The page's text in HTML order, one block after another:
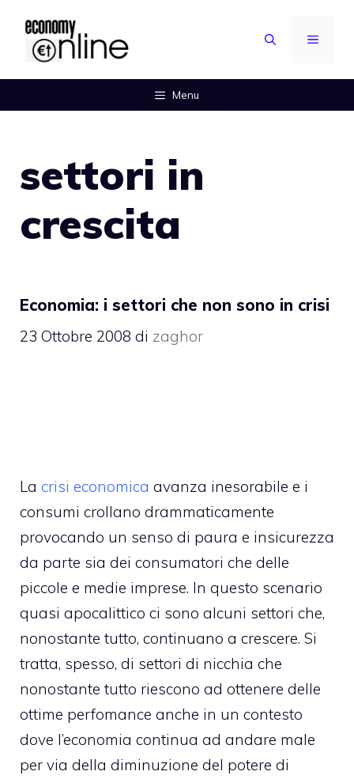
contenuto
MENU
Menu
settori in
crescita
Economia: i settori che non sono in crisi
23 Ottobre 2008 di zaghor
La crisi economica avanza inesorabile e i
consumi crollano drammaticamente
provocando un senso di paura e insicurezza
da parte sia dei consumatori che delle
piccole e medie imprese. In questo scenario
quasi apocalittico ci sono alcuni settori che,
nonostante tutto, continuano a crescere. Si
tratta, spesso, di settori di nicchia che
nonostante tutto riescono ad ottenere delle
ottime perfomance anche in un contesto
dove l’economia continua ad andare male
per via della diminuzione del potere di